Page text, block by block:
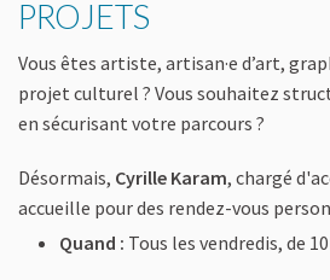
PROJETS
Vous êtes artiste, artisan·e d’art,
projet culturel ? Vous souhaitez
en sécurisant votre parcours ?
Désormais, Cyrille Karam, chargé
accueille pour des rendez-vous
Quand : Tous les vendredis, de